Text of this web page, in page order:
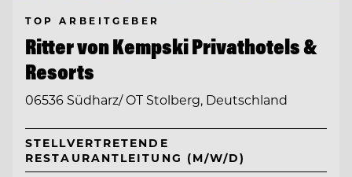
TOP ARBEITGEBER
Ritter von Kempski Privathotels &
Resorts
06536 Südharz/ OT Stolberg, Deutschland
STELLVERTRETENDE
RESTAURANTLEITUNG (M/W/D)